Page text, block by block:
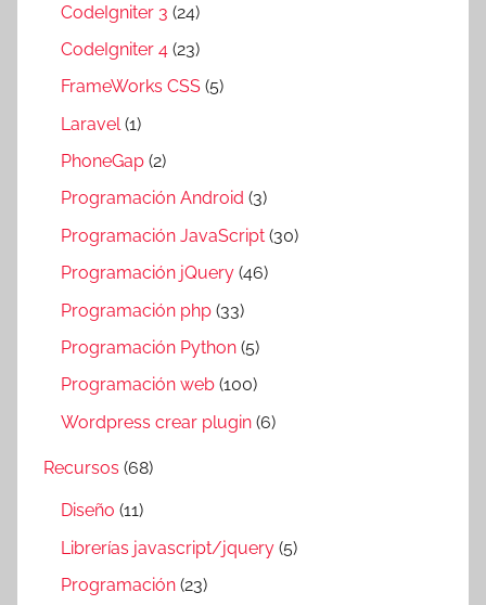
CodeIgniter 3 (24)
CodeIgniter 4 (23)
FrameWorks CSS (5)
Laravel (1)
PhoneGap (2)
Programación Android (3)
Programación JavaScript (30)
Programación jQuery (46)
Programación php (33)
Programación Python (5)
Programación web (100)
Wordpress crear plugin (6)
Recursos (68)
Diseño (11)
Librerías javascript/jquery (5)
Programación (23)